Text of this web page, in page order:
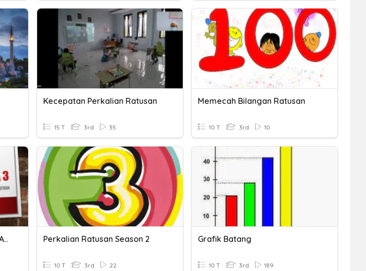
Kecepatan Perkalian Ratusan
15 T 3rd 35
Memecah Bilangan Ratusan
10 T 3rd 10
RIBUAN RATUSAN PULUHAN SATUAN Perkalian Ratusan Season 2
10 T 3rd 22
Grafik Batang
10 T 3rd 189